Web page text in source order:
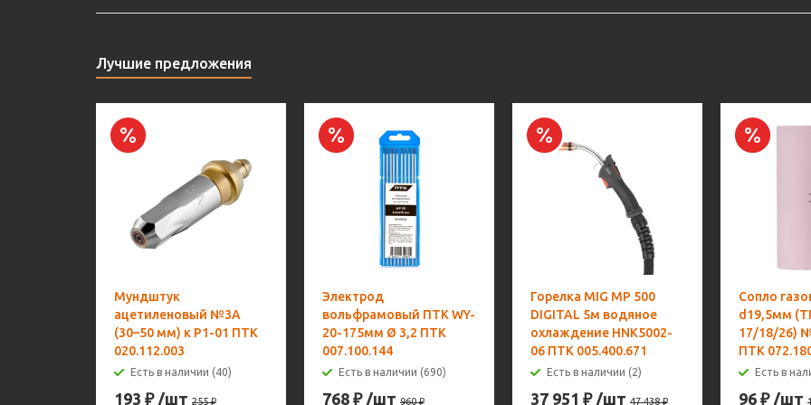
Лучшие предложения
Мундштук
ацетиленовый №3А
(30–50 мм) к Р1-01 ПТК
020.112.003
Есть в наличии (40)
193 ₽ /шт 255₽
Электрод
вольфрамовый ПТК WY-
20-175мм Ø 3,2 ПТК
007.100.144
Есть в наличии (690)
768 ₽ /шт 960₽
Горелка MIG MP 500
DIGITAL 5м водяное
охлаждение HNK5002-
06 ПТК 005.400.671
Есть в наличии (2)
37 951 ₽ /шт 47 438₽
Сопло
d19,5мм
17/18/26)
ПТК
Есть в
96 ₽ /шт